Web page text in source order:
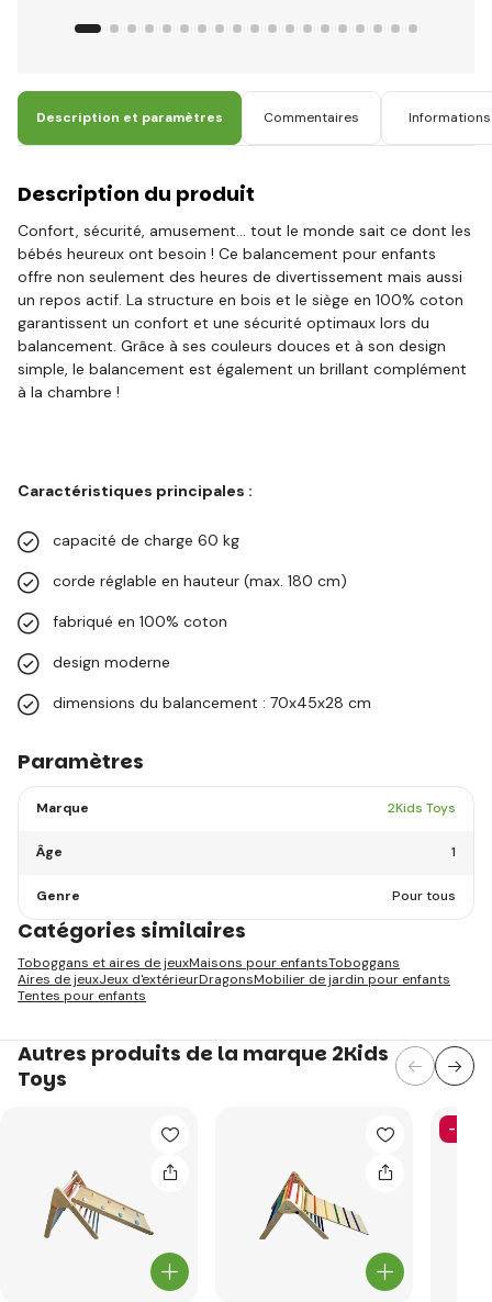
Description et paramètres Commentaires
Description du produit
Confort, sécurité, amusement... tout le monde sait ce dont les
bébés heureux ont besoin ! Ce balancement pour enfants
offre non seulement des heures de divertissement mais aussi
un repos actif. La structure en bois et le siège en 100% coton
garantissent un confort et une sécurité optimaux lors du
balancement. Grâce à ses couleurs douces et à son design
simple, le balancement est également un brillant complément
à la chambre !
Caractéristiques principales :
capacité de charge 60 kg
corde réglable en hauteur (max. 180 cm)
fabriqué en 100% coton
design moderne
dimensions du balancement : 70x45x28 cm
Paramètres
Marque 2Kids Toys
Âge 1
Genre Pour tous
Catégories similaires
Toboggans et aires de jeuxMaisons pour enfantsToboggans
Aires de jeuxJeux d'extérieurDragonsMobilier de jardin pour enfants
Tentes pour enfants
Autres produits de la marque 2Kids
Toys
-26%